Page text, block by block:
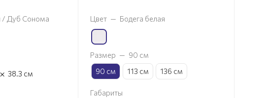
/ Дуб Сонома
× 38.3 см
Цвет — Бодега белая
Размер — 90 см
90 см
113 см 136 см
Габариты